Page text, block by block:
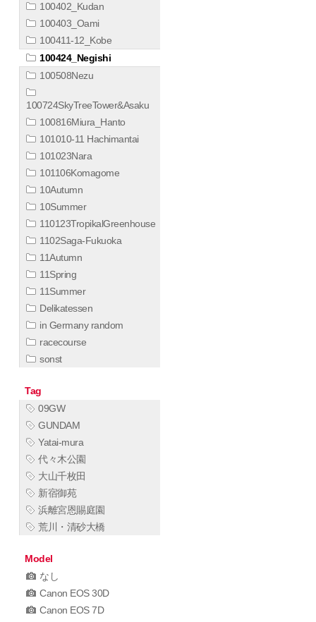
100402_Kudan
100403_Oami
100411-12_Kobe
100424_Negishi
100508Nezu
100724SkyTreeTower&Asaku
100816Miura_Hanto
101010-11 Hachimantai
101023Nara
101106Komagome
10Autumn
10Summer
110123TropikalGreenhouse
1102Saga-Fukuoka
11Autumn
11Spring
11Summer
Delikatessen
in Germany random
racecourse
sonst
Tag
09GW
GUNDAM
Yatai-mura
代々木公園
大山千枚田
新宿御苑
浜離宮恩賜庭園
荒川・清砂大橋
Model
なし
Canon EOS 30D
Canon EOS 7D